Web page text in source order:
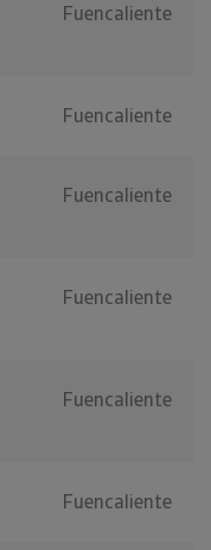
Fuencaliente
Fuencaliente
Fuencaliente
Fuencaliente
Fuencaliente
Fuencaliente